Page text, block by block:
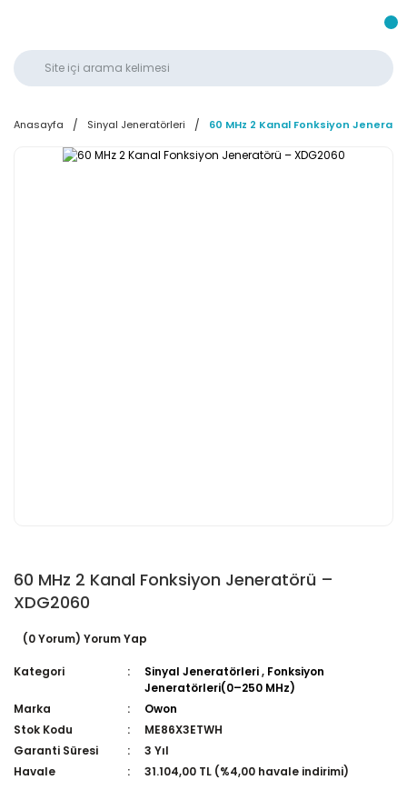
Anasayfa Sinyal Jeneratörleri 60 MHz 2 Kanal Fonksiyon
60 MHz 2 Kanal Fonksiyon Jeneratörü –
XDG2060
(0 Yorum) Yorum Yap
Kategori Sinyal Jeneratörleri, Fonksiyon
Jeneratörleri(0–250 MHz)
Marka
Owon
Stok Kodu
ME86X3ETWH
Garanti Süresi
3 Yıl
Havale
31.104,00 TL (%4,00 havale indirimi)